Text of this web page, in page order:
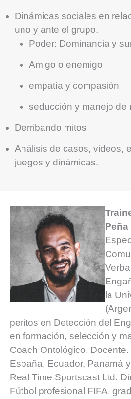
Dinámicas sociales en
uno y ante el grupo.
Poder: Dominancia y
Amigo o enemigo
empatía y compasión
seducción y manejo de
Derribando mitos
Análisis de casos, videos,
juegos y dinámicas.
Peña
la
peritos en Detección del
en formación, selección y
Coach Ontológico.
España, Ecuador, Panamá
Real Time Sportscast Ltd.
Fútbol profesional FIFA,